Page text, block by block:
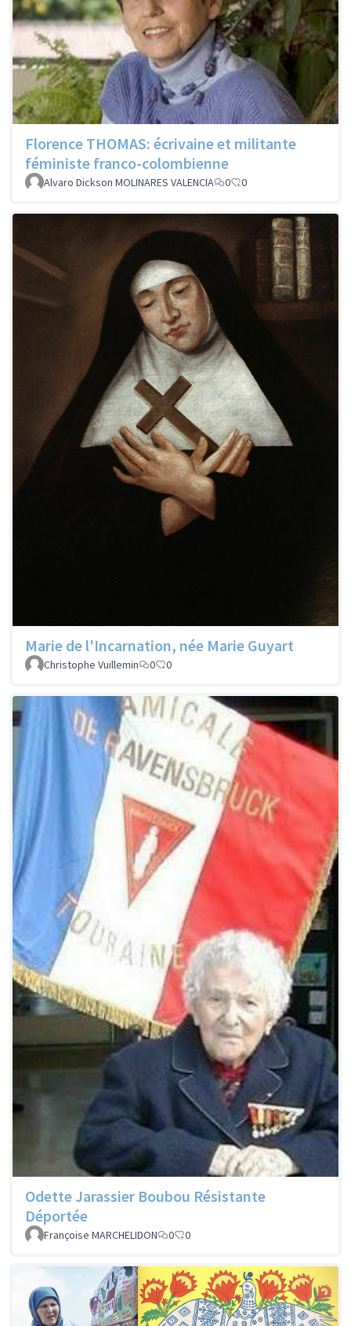
Florence THOMAS: écrivaine et militante
féministe franco-colombienne
Alvaro Dickson MOLINARES VALENCIA 0 0
Marie de l'Incarnation, née Marie Guyart
Christophe Vuillemin 0 0
Odette Jarassier Boubou Résistante
Déportée
Françoise MARCHELIDON 0 0